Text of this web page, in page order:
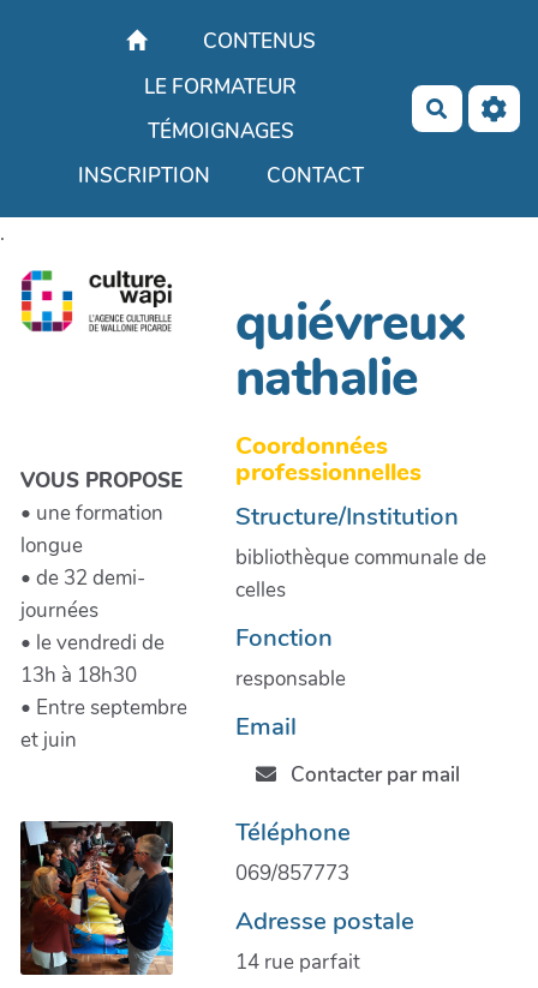
Aller au contenu principalCONTENUS
LE FORMATEUR
TÉMOIGNAGES
INSCRIPTION
CONTACT
.
VOUS PROPOSE
• une formation
longue
• de 32 demi-
journées
• le vendredi de
13h à 18h30
• Entre septembre
et juin
quiévreux
nathalie
Coordonnées
professionnelles
Structure/Institution
bibliothèque communale de
celles
Fonction
responsable
Email
Contacter par mail
Téléphone
069/857773
Adresse postale
14 rue parfait